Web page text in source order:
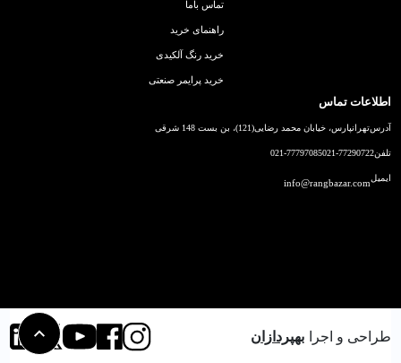
تماس باما
راهنمای خرید
خرید رنگ آلکیدی
خرید پرایمر صنعتی
اطلاعات تماس
آدرستهرانپارس، خیابان محمد رضایی(121)، بن بست 148 شرقی
تلفن021-77290722
021-77797085
ایمیلinfo@rangbazar.com
طراحی و اجرا بهپردازان